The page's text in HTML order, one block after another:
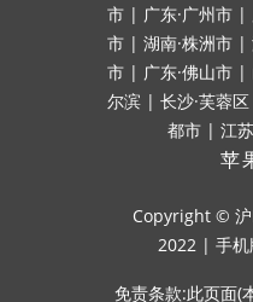
市 | 广东·广州市 |
市 | 湖南·株洲市 |
市 | 广东·佛山市 |
尔滨 | 长沙·芙蓉区
都市 | 江
苹
Copyright ©
2022 | 手机
免责条款:此页面(